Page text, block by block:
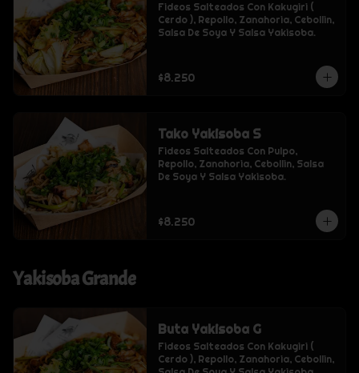
Fideos Salteados Con Kakugiri (
Cerdo ), Repollo, Zanahoria, Cebollin,
Salsa De Soya Y Salsa Yakisoba.
$8.250
Tako Yakisoba S
Fideos Salteados Con Pulpo,
Repollo, Zanahoria, Cebollin, Salsa
De Soya Y Salsa Yakisoba.
$8.250
Yakisoba Grande
Buta Yakisoba G
Fideos Salteados Con Kakugiri (
Cerdo ), Repollo, Zanahoria, Cebollin,